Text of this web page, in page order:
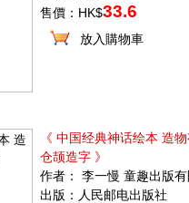
售價：HK$33.6
放入購物車
《 中国经典神话绘本 造物
仓颉造字 》
作者： 李一慢 童趣出版有
出版：人民邮电出版社